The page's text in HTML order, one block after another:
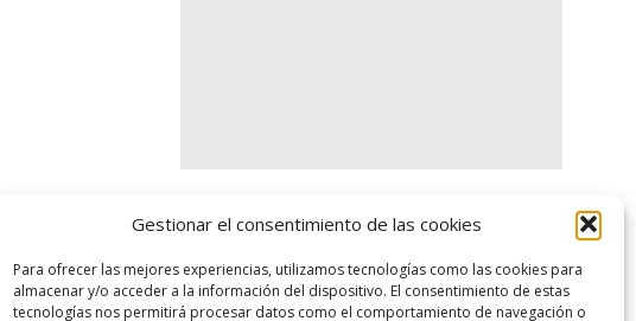
Gestionar el consentimiento de las cookies
Para ofrecer las mejores experiencias, utilizamos tecnologías como las cookies para
almacenar y/o acceder a la información del dispositivo. El consentimiento de estas
tecnologías nos permitirá procesar datos como el comportamiento de navegación o
logo SID